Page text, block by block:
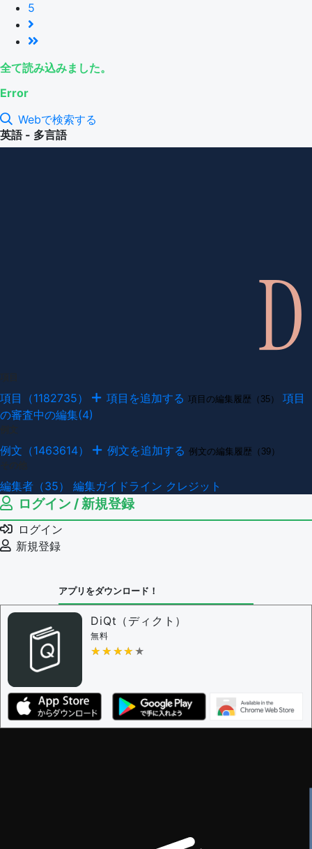
5
全て読み込みました。
Error
Webで検索する
英語 - 多言語
項目（1182735） 項目を追加する 項目の編集履歴（35）
項目
の審査中の編集(4)
例文（1463614） 例文を追加する 例文の編集履歴（39）
編集者（35） 編集ガイドライン クレジット
ログイン / 新規登録
ログイン
新規登録
アプリをダウンロード！
DiQt（ディクト）
無料
★★★★★
★★★★★